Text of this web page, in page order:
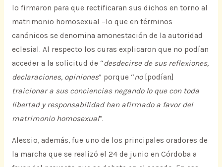
lo firmaron para que rectificaran sus dichos en torno al
matrimonio homosexual –lo que en términos
canónicos se denomina amonestación de la autoridad
eclesial. Al respecto los curas explicaron que no podían
acceder a la solicitud de “desdecirse de sus reflexiones,
declaraciones, opiniones” porque “no[podían]
traicionar a sus conciencias negando lo que con toda
libertad y responsabilidad han afirmado a favor del
matrimonio homosexual”.
Alessio, además, fue uno de los principales oradores de
la marcha que se realizó el 24 de junio en Córdoba a